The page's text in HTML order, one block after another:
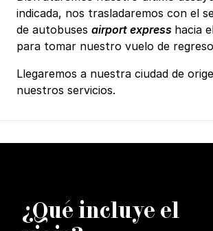
indicada, nos trasladaremos con el
de autobuses airport express hacia
para tomar nuestro vuelo de
Llegaremos a nuestra ciudad de
nuestros servicios.
¿Qué incluye el